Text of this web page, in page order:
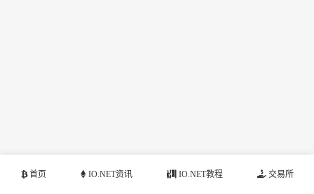
首页 IO.NET资讯 IO.NET教程 交易所